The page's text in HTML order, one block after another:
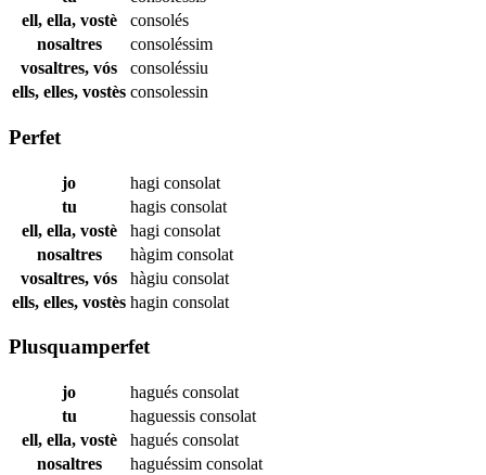
ell, ella, vostè
consolés
nosaltres
consoléssim
vosaltres, vós
consoléssiu
ells, elles, vostès consolessin
Perfet
jo hagi consolat
tu
hagis consolat
ell, ella, vostè
hagi consolat
nosaltres
hàgim consolat
vosaltres, vós
hàgiu consolat
ells, elles, vostès hagin consolat
Plusquamperfet
jo hagués consolat
tu
haguessis consolat
ell, ella, vostè
hagués consolat
nosaltres
haguéssim consolat